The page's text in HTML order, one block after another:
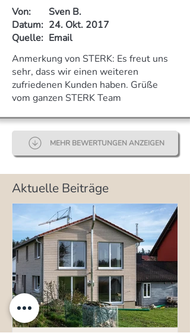
Von:
Sven B.
Datum: 24. Okt. 2017
Quelle: Email
Anmerkung von STERK: Es freut uns
sehr, dass wir einen weiteren
zufriedenen Kunden haben. Grüße
vom ganzen STERK Team
MEHR BEWERTUNGEN ANZEIGEN
Aktuelle Beiträge